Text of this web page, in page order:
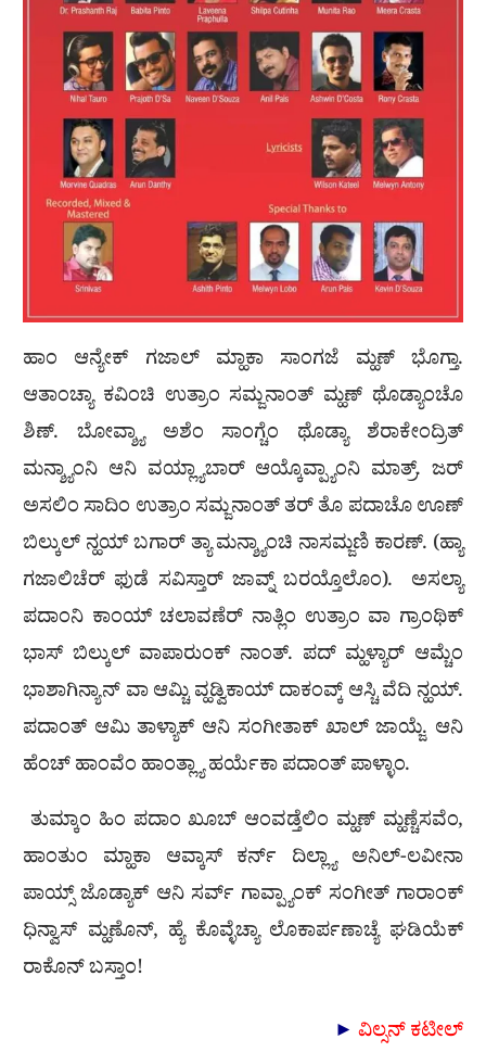
ಹಾಂ ಆನ್ಯೇಕ್ ಗಜಾಲ್ ಮ್ಹಾಕಾ ಸಾಂಗಜೆ ಮ್ಹಣ್ ಭೊಗ್ತಾ.
ಆತಾಂಚ್ಯಾ ಕವಿಂಚಿ ಉತ್ರಾಂ ಸಮ್ಜನಾಂತ್ ಮ್ಹಣ್ ಥೊಡ್ಯಾಂಚೊ
ಶಿಣ್. ಬೋವ್ಶ್ಯಾ ಅಶೆಂ ಸಾಂಗ್ಚೆಂ ಥೊಡ್ಯಾ ಶೆರಾಕೇಂದ್ರಿತ್
ಮನ್ಶ್ಯಾಂನಿ ಆನಿ ವಯ್ಲ್ಯಾಬಾರ್ ಆಯ್ಕೊವ್ಪ್ಯಾಂನಿ ಮಾತ್ರ್. ಜರ್
ಅಸಲಿಂ ಸಾದಿಂ ಉತ್ರಾಂ ಸಮ್ಜನಾಂತ್ ತರ್ ತೊ ಪದಾಚೊ ಊಣ್
ಬಿಲ್ಕುಲ್ ನ್ಹಯ್ ಬಗಾರ್ ತ್ಯಾ ಮನ್ಶ್ಯಾಂಚಿ ನಾಸಮ್ಜಣಿ ಕಾರಣ್. (ಹ್ಯಾ
ಗಜಾಲಿಚೆರ್ ಫುಡೆ ಸವಿಸ್ತಾರ್ ಜಾವ್ನ್ ಬರಯ್ತೊಲೊಂ). ಅಸಲ್ಯಾ
ಪದಾಂನಿ ಕಾಂಯ್ ಚಲಾವಣೆರ್ ನಾತ್ಲಿಂ ಉತ್ರಾಂ ವಾ ಗ್ರಾಂಥಿಕ್
ಭಾಸ್ ಬಿಲ್ಕುಲ್ ವಾಪಾರುಂಕ್ ನಾಂತ್. ಪದ್ ಮ್ಹಳ್ಯಾರ್ ಆಮ್ಚೆಂ
ಭಾಶಾಗಿನ್ಯಾನ್ ವಾ ಆಮ್ಚಿ ವ್ಹಡ್ವಿಕಾಯ್ ದಾಕಂವ್ಕ್ ಆಸ್ಚಿ ವೆದಿ ನ್ಹಯ್.
ಪದಾಂತ್ ಆಮಿ ತಾಳ್ಯಾಕ್ ಆನಿ ಸಂಗೀತಾಕ್ ಖಾಲ್ ಜಾಯ್ಜೆ. ಆನಿ
ಹೆಂಚ್ ಹಾಂವೆಂ ಹಾಂತ್ಲ್ಯಾ ಹರ್ಯೆಕಾ ಪದಾಂತ್ ಪಾಳ್ಳಾಂ.
ತುಮ್ಕಾಂ ಹಿಂ ಪದಾಂ ಖೂಬ್ ಆಂವಡ್ತೆಲಿಂ ಮ್ಹಣ್ ಮ್ಹಣ್ಚೆಸವೆಂ,
ಹಾಂತುಂ ಮ್ಹಾಕಾ ಆವ್ಕಾಸ್ ಕರ್ನ್ ದಿಲ್ಲ್ಯಾ ಅನಿಲ್-ಲವೀನಾ
ಪಾಯ್ಸ್ ಜೊಡ್ಯಾಕ್ ಆನಿ ಸರ್ವ್ ಗಾವ್ಪ್ಯಾಂಕ್ ಸಂಗೀತ್ ಗಾರಾಂಕ್
ಧಿನ್ವಾಸ್ ಮ್ಹಣೊನ್, ಹ್ಯೆ ಕೊವ್ಳೆಚ್ಯಾ ಲೊಕಾರ್ಪಣಾಚ್ಯೆ ಘಡಿಯೆಕ್
ರಾಕೊನ್ ಬಸ್ತಾಂ!
► ವಿಲ್ಸನ್ ಕಟೀಲ್